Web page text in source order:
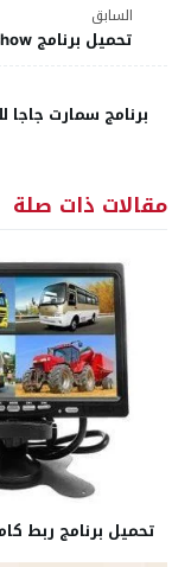
السابق
تحميل برنامج video show للكمبيوتر
برنامج سمارت جاجا
مقالات ذات صلة
تحميل برنامج ربط